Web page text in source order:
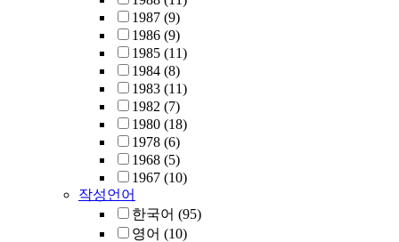
1987 (9)
1986 (9)
1985 (11)
1984 (8)
1983 (11)
1982 (7)
1980 (18)
1978 (6)
1968 (5)
1967 (10)
작성언어
한국어 (95)
영어 (10)